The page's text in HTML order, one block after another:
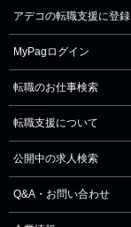
アデコの転職支援に登録
MyPagログイン
転職のお仕事検索
転職支援について
公開中の求人検索
Q&A・お問い合わせ